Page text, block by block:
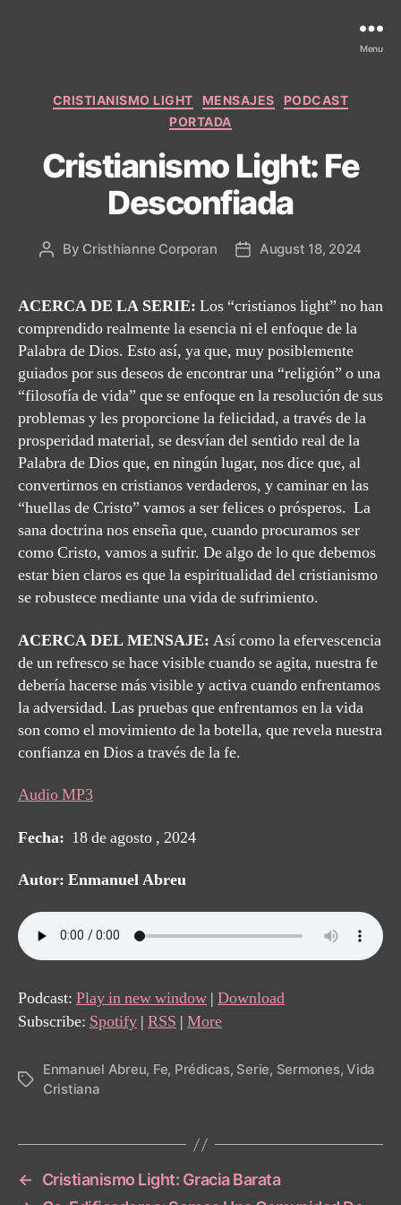
Menu
Categories
CRISTIANISMO LIGHT MENSAJES
PODCAST
PORTADA
Cristianismo Light: Fe
Desconfiada
Post
By Cristhianne Corporan
PostAugust 18, 2024
ACERCA DE LA SERIE: Los “cristianos light” no han
comprendido realmente la esencia ni el enfoque de la
Palabra de Dios. Esto así, ya que, muy posiblemente
guiados por sus deseos de encontrar una “religión” o una
“filosofía de vida” que se enfoque en la resolución de sus
problemas y les proporcione la felicidad, a través de la
prosperidad material, se desvían del sentido real de la
Palabra de Dios que, en ningún lugar, nos dice que, al
convertirnos en cristianos verdaderos, y caminar en las
“huellas de Cristo” vamos a ser felices o prósperos. La
sana doctrina nos enseña que, cuando procuramos ser
como Cristo, vamos a sufrir. De algo de lo que debemos
estar bien claros es que la espiritualidad del cristianismo
se robustece mediante una vida de sufrimiento.
ACERCA DEL MENSAJE: Así como la efervescencia
de un refresco se hace visible cuando se agita, nuestra fe
debería hacerse más visible y activa cuando enfrentamos
la adversidad. Las pruebas que enfrentamos en la vida
son como el movimiento de la botella, que revela nuestra
confianza en Dios a través de la fe.
Audio MP3
Fecha: 18 de agosto , 2024
Autor: Enmanuel Abreu
Podcast: Play in new window | Download
Subscribe: Spotify | RSS | More
Tags
Enmanuel Abreu, Fe, Prédicas, Serie, Sermones,Vida
Cristiana
←
Cristianismo Light: Gracia Barata